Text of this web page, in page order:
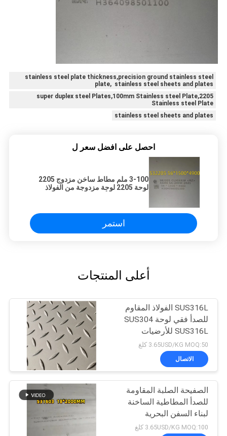
stainless steel plate thickness,precision ground stainless steel
plate, stainless steel sheets and plates
super duplex steel Plates,100mm Stainless steel Plate,2205
Stainless steel Plate
stainless steel sheets and plates
احصل على افضل سعر ل
3-100 ملم مطاط ساخن مزدوج 2205
لوحة 2205 لوحة مزدوجة من الفولاذ
استمر
أعلى المنتجات
SUS316L الفولاذ المقاوم
للصدأ فقي لوحة SUS304
SUS316L للأرضيات
3.65USD/KG MOQ:50 كلغ
الاتصال
الصفيحة الصلبة المقاومة
للصدأ المطاطية الساخنة
لبناء السفن البحرية
3.65USD/KG MOQ:100 كلغ